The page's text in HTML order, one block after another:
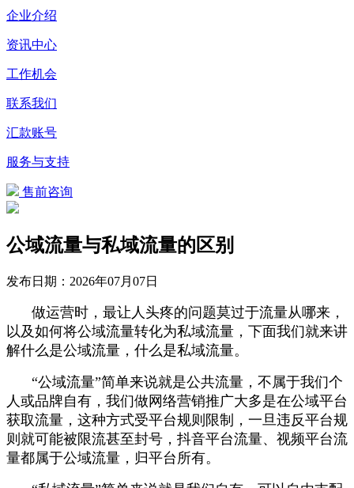
企业介绍
资讯中心
工作机会
联系我们
汇款账号
服务与支持
售前咨询
公域流量与私域流量的区别
发布日期： 2026年07月07日
做运营时，最让人头疼的问题莫过于流量从哪来，
以及如何将公域流量转化为私域流量，下面我们就来讲
解什么是公域流量，什么是私域流量。
“公域流量”简单来说就是公共流量，不属于我们个
人或品牌自有，我们做网络营销推广大多是在公域平台
获取流量，这种方式受平台规则限制，一旦违反平台规
则就可能被限流甚至封号，抖音平台流量、视频平台流
量都属于公域流量，归平台所有。